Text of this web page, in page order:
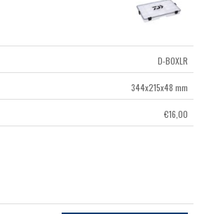
D-BOXLR
344x215x48 mm
€16,00